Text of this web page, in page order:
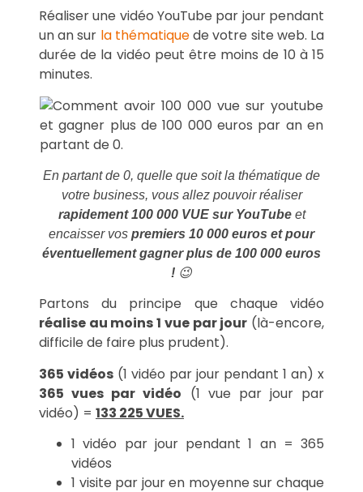
Réaliser une vidéo YouTube par jour pendant
un an sur la thématiquede votre site web. La
durée de la vidéo peut être moins de 10 à 15
minutes.
En partant de 0, quelle que soit la thématique de
votre business, vous allez pouvoir réaliser
rapidement 100 000 VUE sur YouTubeet
encaisser vos premiers 10 000 euros et pour
éventuellement gagner plus de 100 000 euros
! 😉
Partons du principe que chaque vidéo
réalise au moins 1 vue par jour (là-encore,
difficile de faire plus prudent).
365 vidéos (1 vidéo par jour pendant 1 an) x
365 vues par vidéo (1 vue par jour par
vidéo) = 133 225 VUES.
1 vidéo par jour pendant 1 an = 365
vidéos
1 visite par jour en moyenne sur chaque